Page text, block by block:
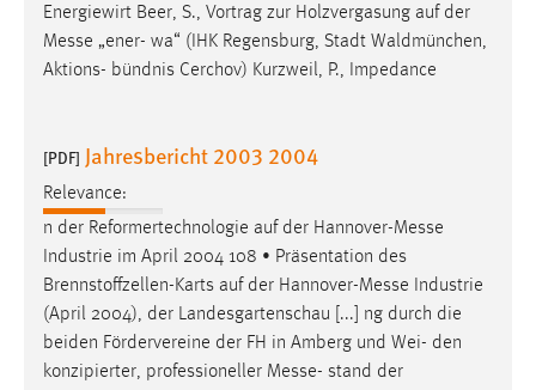
Energiewirt Beer, S., Vortrag zur Holzvergasung auf der
Messe „ener- wa“ (IHK Regensburg, Stadt Waldmünchen,
Aktions- bündnis Cerchov) Kurzweil, P., Impedance
[PDF] Jahresbericht 2003 2004
Relevance:
n der Reformertechnologie auf der Hannover-Messe
Industrie im April 2004 108 • Präsentation des
Brennstoffzellen-Karts auf der Hannover-Messe Industrie
(April 2004), der Landesgartenschau [...] ng durch die
beiden Fördervereine der FH in Amberg und Wei- den
konzipierter, professioneller Messe- stand der